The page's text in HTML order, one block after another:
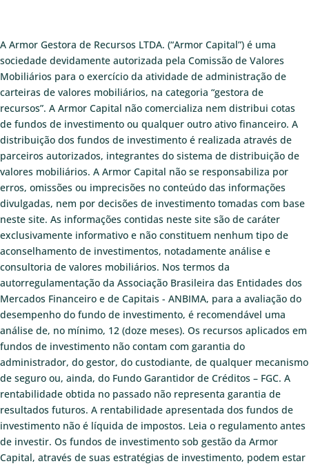
A Armor Gestora de Recursos LTDA. (“Armor Capital”) é uma
sociedade devidamente autorizada pela Comissão de Valores
Mobiliários para o exercício da atividade de administração de
carteiras de valores mobiliários, na categoria “gestora de
recursos”. A Armor Capital não comercializa nem distribui cotas
de fundos de investimento ou qualquer outro ativo financeiro. A
distribuição dos fundos de investimento é realizada através de
parceiros autorizados, integrantes do sistema de distribuição de
valores mobiliários. A Armor Capital não se responsabiliza por
erros, omissões ou imprecisões no conteúdo das informações
divulgadas, nem por decisões de investimento tomadas com base
neste site. As informações contidas neste site são de caráter
exclusivamente informativo e não constituem nenhum tipo de
aconselhamento de investimentos, notadamente análise e
consultoria de valores mobiliários. Nos termos da
autorregulamentação da Associação Brasileira das Entidades dos
Mercados Financeiro e de Capitais - ANBIMA, para a avaliação do
desempenho do fundo de investimento, é recomendável uma
análise de, no mínimo, 12 (doze meses). Os recursos aplicados em
fundos de investimento não contam com garantia do
administrador, do gestor, do custodiante, de qualquer mecanismo
de seguro ou, ainda, do Fundo Garantidor de Créditos – FGC. A
rentabilidade obtida no passado não representa garantia de
resultados futuros. A rentabilidade apresentada dos fundos de
investimento não é líquida de impostos. Leia o regulamento antes
de investir. Os fundos de investimento sob gestão da Armor
Capital, através de suas estratégias de investimento, podem estar